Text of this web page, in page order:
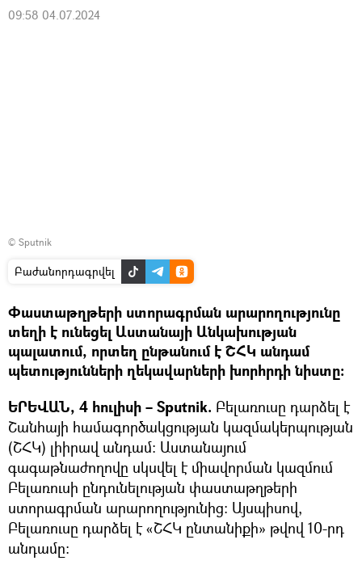
09:58 04.07.2024
© Sputnik
Բաժանորդագրվել
Փաստաթղթերի ստորագրման արարողությունը
տեղի է ունեցել Աստանայի Անկախության
պալատում, որտեղ ընթանում է ՇՀԿ անդամ
պետությունների ղեկավարների խորհրդի նիստը:
ԵՐԵՎԱՆ, 4 հուլիսի – Sputnik. Բելառուսը դարձել է
Շանհայի համագործակցության կազմակերպության
(ՇՀԿ) լիիրավ անդամ։ Աստանայում
գագաթնաժողովը սկսվել է միավորման կազմում
Բելառուսի ընդունելության փաստաթղթերի
ստորագրման արարողությունից։ Այսպիսով,
Բելառուսը դարձել է «ՇՀԿ ընտանիքի» թվով 10-րդ
անդամը։